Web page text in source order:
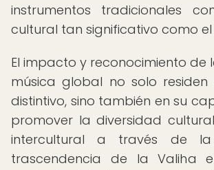
instrumentos tradicionales
cultural tan significativo como el
El impacto y reconocimiento de
música global no solo residen
distintivo, sino también en su
promover la diversidad
intercultural a través de la
trascendencia de la Valiha